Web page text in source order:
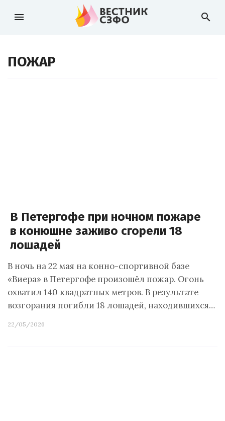
menu search
ПОЖАР
В Петергофе при ночном пожаре
в конюшне заживо сгорели 18
лошадей
В ночь на 22 мая на конно-спортивной базе
«Виера» в Петергофе произошёл пожар. Огонь
охватил 140 квадратных метров. В результате
возгорания погибли 18 лошадей, находившихся…
22/05/2026